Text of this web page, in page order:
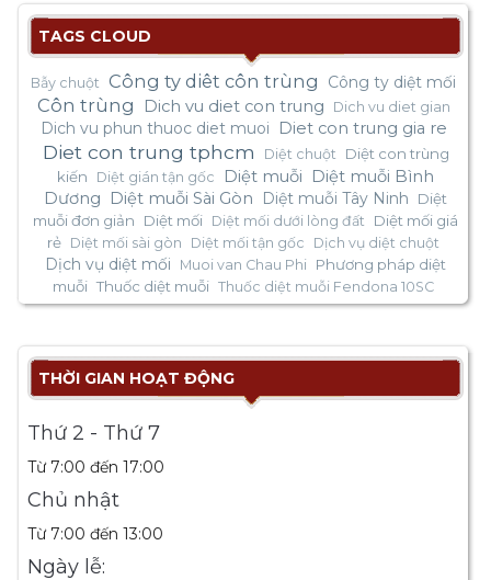
TAGS CLOUD
Bẫy chuột Công ty diêt côn trùng Công ty diệt mối
Côn trùng Dich vu diet con trung Dich vu diet gian
Dich vu phun thuoc diet muoi Diet con trung gia re
Diet con trung tphcm Diệt chuột
Diệt con trùng
kiến
Diệt gián tận gốc Diệt muỗi
Diệt muỗi Bình
Dương
Diệt muỗi Sài Gòn Diệt muỗi Tây Ninh
Diệt
muỗi đơn giản
Diệt mối Diệt mối dưới lòng đất
Diệt mối giá
rẻ Diệt mối sài gòn Diệt mối tận gốc Dịch vụ diệt chuột
Dịch vụ diệt mối Muoi van Chau Phi
Phương pháp diệt
muỗi Thuốc diệt muỗi Thuốc diệt muỗi Fendona 10SC
THỜI GIAN HOẠT ĐỘNG
Thứ 2 - Thứ 7
Từ 7:00 đến 17:00
Chủ nhật
Từ 7:00 đến 13:00
Ngày lễ: